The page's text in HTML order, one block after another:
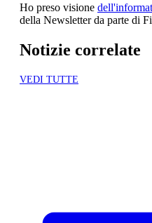
Ho preso visione
della Newsletter da parte di
Notizie correlate
VEDI TUTTE